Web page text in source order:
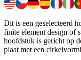
Dit is een geselecteerd
finite element design of
hoofdstuk is gericht op
plaat met een